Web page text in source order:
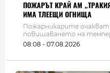
ПОЖАРЪТ КРАЙ АМ
ИМА ТЛЕЕЩИ ОГНИЩА
Пожарникарите очакват
повишаването на
08:08 - 07.08.2026